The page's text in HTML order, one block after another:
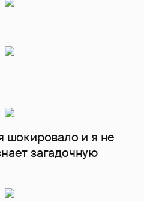
шокировало и я не
загадочную